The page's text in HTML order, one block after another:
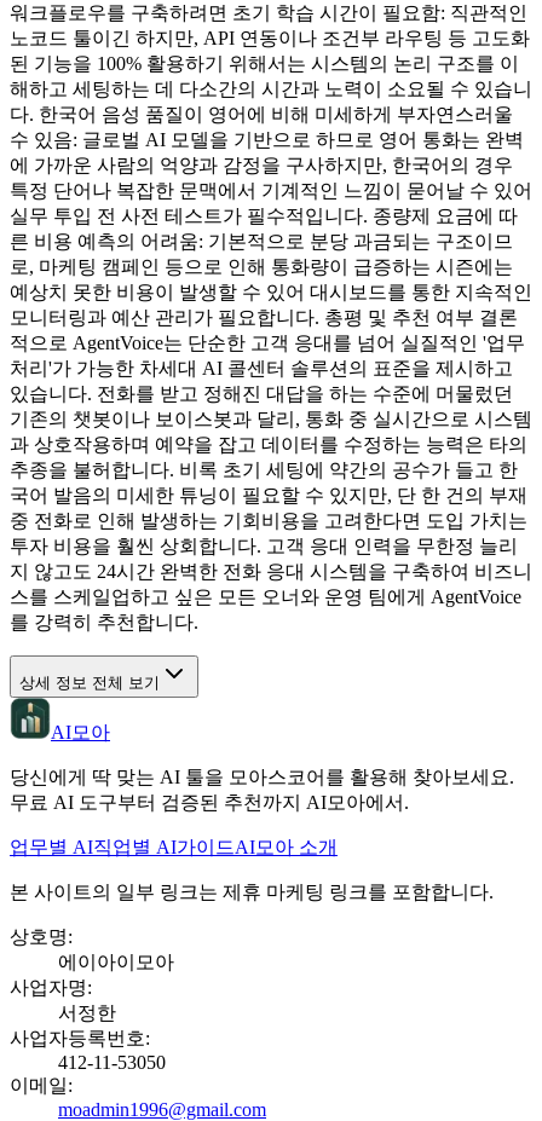
워크플로우를 구축하려면 초기 학습 시간이 필요함: 직관적인
노코드 툴이긴 하지만, API 연동이나 조건부 라우팅 등 고도화
된 기능을 100% 활용하기 위해서는 시스템의 논리 구조를 이
해하고 세팅하는 데 다소간의 시간과 노력이 소요될 수 있습니
다. 한국어 음성 품질이 영어에 비해 미세하게 부자연스러울
수 있음: 글로벌 AI 모델을 기반으로 하므로 영어 통화는 완벽
에 가까운 사람의 억양과 감정을 구사하지만, 한국어의 경우
특정 단어나 복잡한 문맥에서 기계적인 느낌이 묻어날 수 있어
실무 투입 전 사전 테스트가 필수적입니다. 종량제 요금에 따
른 비용 예측의 어려움: 기본적으로 분당 과금되는 구조이므
로, 마케팅 캠페인 등으로 인해 통화량이 급증하는 시즌에는
예상치 못한 비용이 발생할 수 있어 대시보드를 통한 지속적인
모니터링과 예산 관리가 필요합니다. 총평 및 추천 여부 결론
적으로 AgentVoice는 단순한 고객 응대를 넘어 실질적인 '업무
처리'가 가능한 차세대 AI 콜센터 솔루션의 표준을 제시하고
있습니다. 전화를 받고 정해진 대답을 하는 수준에 머물렀던
기존의 챗봇이나 보이스봇과 달리, 통화 중 실시간으로 시스템
과 상호작용하며 예약을 잡고 데이터를 수정하는 능력은 타의
추종을 불허합니다. 비록 초기 세팅에 약간의 공수가 들고 한
국어 발음의 미세한 튜닝이 필요할 수 있지만, 단 한 건의 부재
중 전화로 인해 발생하는 기회비용을 고려한다면 도입 가치는
투자 비용을 훨씬 상회합니다. 고객 응대 인력을 무한정 늘리
지 않고도 24시간 완벽한 전화 응대 시스템을 구축하여 비즈니
스를 스케일업하고 싶은 모든 오너와 운영 팀에게 AgentVoice
를 강력히 추천합니다.
상세 정보 전체 보기
AI모아
당신에게 딱 맞는 AI 툴을 모아스코어를 활용해 찾아보세요.
무료 AI 도구부터 검증된 추천까지 AI모아에서.
업무별 AI직업별 AI가이드AI모아 소개
본 사이트의 일부 링크는 제휴 마케팅 링크를 포함합니다.
상호명:
에이아이모아
사업자명:
서정한
사업자등록번호:
412-11-53050
이메일:
moadmin1996@gmail.com